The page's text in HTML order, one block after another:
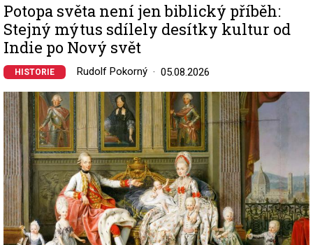
Potopa světa není jen biblický příběh:
Stejný mýtus sdílely desítky kultur od
Indie po Nový svět
HISTORIE Rudolf Pokorný 05.08.2026
Image